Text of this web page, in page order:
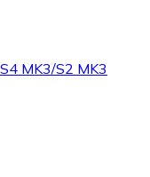
MK3/S2 MK3